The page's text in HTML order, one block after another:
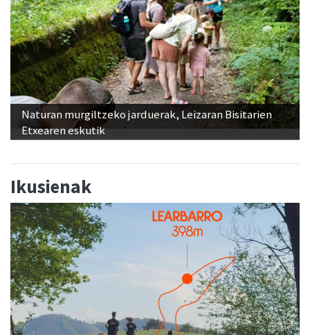
Naturan murgiltzeko jarduerak, Leizaran Bisitarien
Etxearen eskutik
Ikusienak